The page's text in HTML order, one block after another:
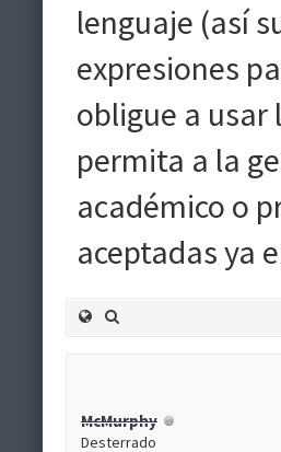
lenguaje (así
expresiones
obligue a usar
permita a la
académico o
aceptadas ya
McMurphy
Desterrado